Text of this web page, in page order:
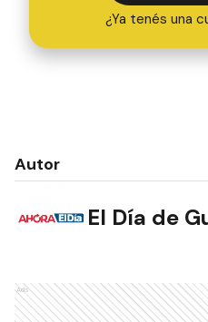
¿Ya tenés una
Autor
El Día de
NOTAS